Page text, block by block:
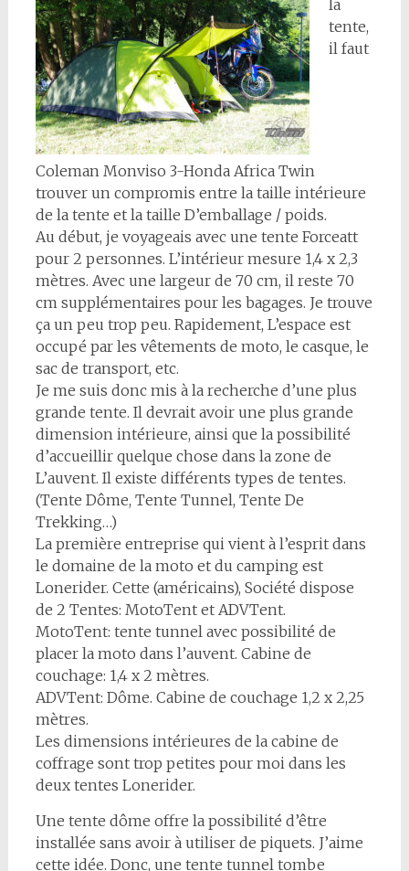
Coleman Monviso 3-Honda Africa Twin
la
tente,
il faut
trouver un compromis entre la taille intérieure
de la tente et la taille D’emballage / poids.
Au début, je voyageais avec une tente Forceatt
pour 2 personnes. L’intérieur mesure 1,4 x 2,3
mètres. Avec une largeur de 70 cm, il reste 70
cm supplémentaires pour les bagages. Je trouve
ça un peu trop peu. Rapidement, L’espace est
occupé par les vêtements de moto, le casque, le
sac de transport, etc.
Je me suis donc mis à la recherche d’une plus
grande tente. Il devrait avoir une plus grande
dimension intérieure, ainsi que la possibilité
d’accueillir quelque chose dans la zone de
L’auvent. Il existe différents types de tentes.
(Tente Dôme, Tente Tunnel, Tente De
Trekking…)
La première entreprise qui vient à l’esprit dans
le domaine de la moto et du camping est
Lonerider. Cette (américains), Société dispose
de 2 Tentes: MotoTent et ADVTent.
MotoTent: tente tunnel avec possibilité de
placer la moto dans l’auvent. Cabine de
couchage: 1,4 x 2 mètres.
ADVTent: Dôme. Cabine de couchage 1,2 x 2,25
mètres.
Les dimensions intérieures de la cabine de
coffrage sont trop petites pour moi dans les
deux tentes Lonerider.
Une tente dôme offre la possibilité d’être
installée sans avoir à utiliser de piquets. J’aime
cette idée. Donc, une tente tunnel tombe